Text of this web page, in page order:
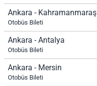
Ankara - Kahramanmaraş
Otobüs Bileti
Ankara - Antalya
Otobüs Bileti
Ankara - Mersin
Otobüs Bileti